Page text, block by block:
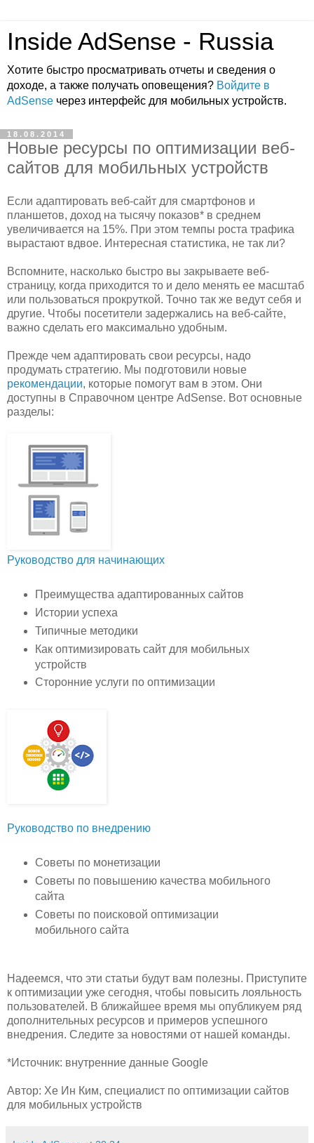
Inside AdSense - Russia
Хотите быстро просматривать отчеты и сведения о
доходе, а также получать оповещения? Войдите в
AdSense через интерфейс для мобильных устройств.
18.08.2014
Новые ресурсы по оптимизации веб-
сайтов для мобильных устройств
Если адаптировать веб-сайт для смартфонов и
планшетов, доход на тысячу показов* в среднем
увеличивается на 15%. При этом темпы роста трафика
вырастают вдвое. Интересная статистика, не так ли?
Вспомните, насколько быстро вы закрываете веб-
страницу, когда приходится то и дело менять ее масштаб
или пользоваться прокруткой. Точно так же ведут себя и
другие. Чтобы посетители задержались на веб-сайте,
важно сделать его максимально удобным.
Прежде чем адаптировать свои ресурсы, надо
продумать стратегию. Мы подготовили новые
рекомендации, которые помогут вам в этом. Они
доступны в Справочном центре AdSense. Вот основные
разделы:
Руководство для начинающих
Преимущества адаптированных сайтов
Истории успеха
Типичные методики
Как оптимизировать сайт для мобильных
устройств
Сторонние услуги по оптимизации
Руководство по внедрению
Советы по монетизации
Советы по повышению качества мобильного
сайта
Советы по поисковой оптимизации
мобильного сайта
Надеемся, что эти статьи будут вам полезны. Приступите
к оптимизации уже сегодня, чтобы повысить лояльность
пользователей. В ближайшее время мы опубликуем ряд
дополнительных ресурсов и примеров успешного
внедрения. Следите за новостями от нашей команды.
*Источник: внутренние данные Google
Автор: Хе Ин Ким, специалист по оптимизации сайтов
для мобильных устройств